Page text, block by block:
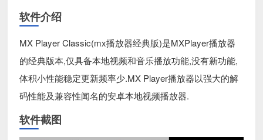
软件介绍
MX Player Classic(mx播放器经典版)是MXPlayer播放器
的经典版本,仅具备本地视频和音乐播放功能,没有新功能,
体积小性能稳定更新频率少.MX Player播放器以强大的解
码性能及兼容性闻名的安卓本地视频播放器.
软件截图